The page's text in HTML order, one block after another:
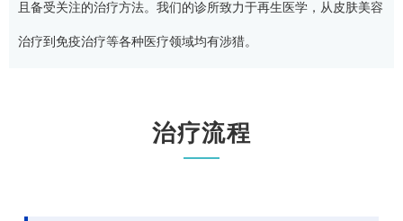
且备受关注的治疗方法。我们的诊所致力于再生医学，从皮肤美容
治疗到免疫治疗等各种医疗领域均有涉猎。
治疗流程